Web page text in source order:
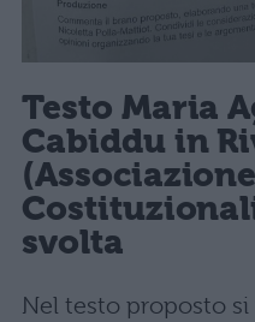
Testo Maria
Cabiddu in
svolta
Nel testo proposto